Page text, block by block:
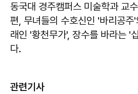
동국대 경주캠퍼스 미술학과 교
편, 무녀들의 수호신인 '바리공
래인 '황천무가', 장수를 바라는 '
다.
관련기사